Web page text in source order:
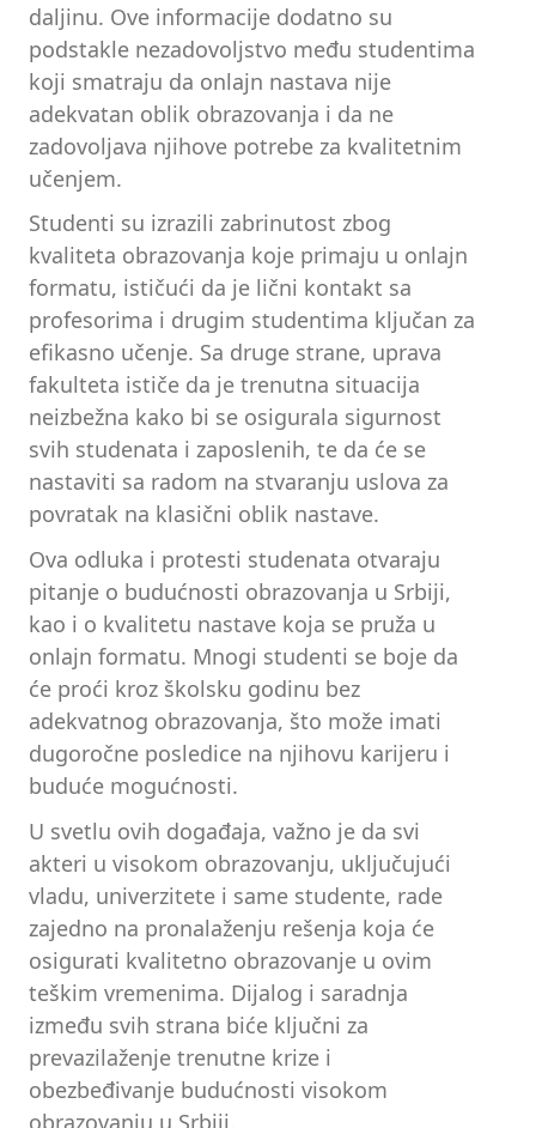
daljinu. Ove informacije dodatno su
podstakle nezadovoljstvo među studentima
koji smatraju da onlajn nastava nije
adekvatan oblik obrazovanja i da ne
zadovoljava njihove potrebe za kvalitetnim
učenjem.
Studenti su izrazili zabrinutost zbog
kvaliteta obrazovanja koje primaju u onlajn
formatu, ističući da je lični kontakt sa
profesorima i drugim studentima ključan za
efikasno učenje. Sa druge strane, uprava
fakulteta ističe da je trenutna situacija
neizbežna kako bi se osigurala sigurnost
svih studenata i zaposlenih, te da će se
nastaviti sa radom na stvaranju uslova za
povratak na klasični oblik nastave.
Ova odluka i protesti studenata otvaraju
pitanje o budućnosti obrazovanja u Srbiji,
kao i o kvalitetu nastave koja se pruža u
onlajn formatu. Mnogi studenti se boje da
će proći kroz školsku godinu bez
adekvatnog obrazovanja, što može imati
dugoročne posledice na njihovu karijeru i
buduće mogućnosti.
U svetlu ovih događaja, važno je da svi
akteri u visokom obrazovanju, uključujući
vladu, univerzitete i same studente, rade
zajedno na pronalaženju rešenja koja će
osigurati kvalitetno obrazovanje u ovim
teškim vremenima. Dijalog i saradnja
između svih strana biće ključni za
prevazilaženje trenutne krize i
obezbeđivanje budućnosti visokom
obrazovanju u Srbiji.